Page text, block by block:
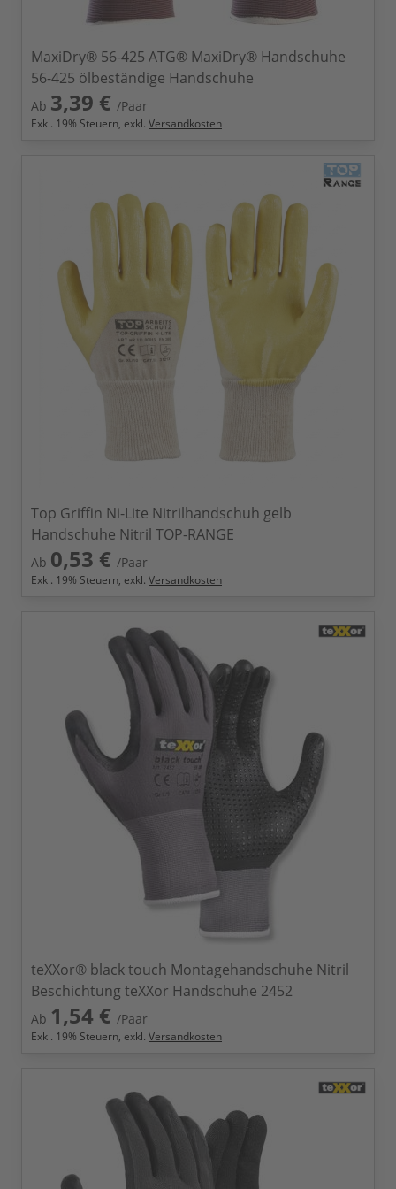
MaxiDry® 56-425 ATG® MaxiDry® Handschuhe
56-425 ölbeständige Handschuhe
Ab 3,39 € /Paar
Exkl. 19% Steuern, exkl. Versandkosten
Top Griffin Ni-Lite Nitrilhandschuh gelb
Handschuhe Nitril TOP-RANGE
Ab 0,53 € /Paar
Exkl. 19% Steuern, exkl. Versandkosten
teXXor® black touch Montagehandschuhe Nitril
Beschichtung teXXor Handschuhe 2452
Ab 1,54 € /Paar
Exkl. 19% Steuern, exkl. Versandkosten